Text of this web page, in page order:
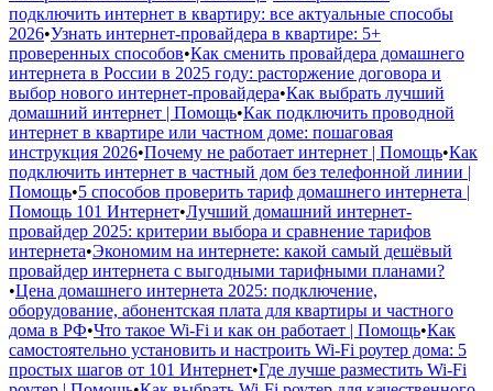
подключить интернет в квартиру: все актуальные способы
2026•Узнать интернет-провайдера в квартире: 5+
проверенных способов•Как сменить провайдера домашнего
интернета в России в 2025 году: расторжение договора и
выбор нового интернет-провайдера•Как выбрать лучший
домашний интернет | Помощь•Как подключить проводной
интернет в квартире или частном доме: пошаговая
инструкция 2026•Почему не работает интернет | Помощь•Как
подключить интернет в частный дом без телефонной линии |
Помощь•5 способов проверить тариф домашнего интернета |
Помощь 101 Интернет•Лучший домашний интернет-
провайдер 2025: критерии выбора и сравнение тарифов
интернета•Экономим на интернете: какой самый дешёвый
провайдер интернета с выгодными тарифными планами?
•Цена домашнего интернета 2025: подключение,
оборудование, абонентская плата для квартиры и частного
дома в РФ•Что такое Wi-Fi и как он работает | Помощь•Как
самостоятельно установить и настроить Wi-Fi роутер дома: 5
простых шагов от 101 Интернет•Где лучше разместить Wi-Fi